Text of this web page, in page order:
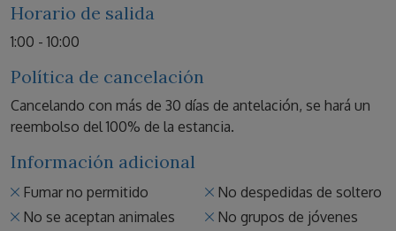
Horario de salida
1:00 - 10:00
Política de cancelación
Cancelando con más de 30 días de antelación, se hará un
reembolso del 100% de la estancia.
Información adicional
Fumar no permitido
No se aceptan animales
No despedidas de soltero
No grupos de jóvenes